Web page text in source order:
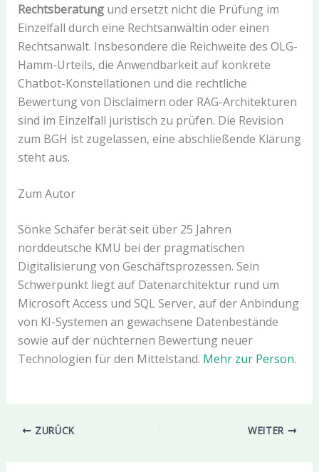
Rechtsberatungund ersetzt nicht die Prüfung im
Einzelfall durch eine Rechtsanwältin oder einen
Rechtsanwalt. Insbesondere die Reichweite des OLG-
Hamm-Urteils, die Anwendbarkeit auf konkrete
Chatbot-Konstellationen und die rechtliche
Bewertung von Disclaimern oder RAG-Architekturen
sind im Einzelfall juristisch zu prüfen. Die Revision
zum BGH ist zugelassen, eine abschließende Klärung
steht aus.
Zum Autor
Sönke Schäfer berät seit über 25 Jahren
norddeutsche KMU bei der pragmatischen
Digitalisierung von Geschäftsprozessen. Sein
Schwerpunkt liegt auf Datenarchitektur rund um
Microsoft Access und SQL Server, auf der Anbindung
von KI-Systemen an gewachsene Datenbestände
sowie auf der nüchternen Bewertung neuer
Technologien für den Mittelstand. Mehr zur Person.
ZURÜCK WEITER